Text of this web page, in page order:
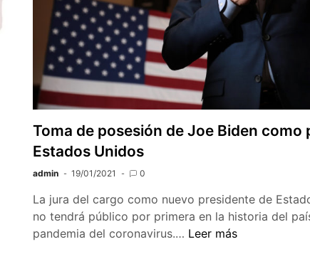
Toma de posesión de Joe Biden como
Estados Unidos
admin 19/01/2021 0
La jura del cargo como nuevo presidente de
no tendrá público por primera en la historia del
pandemia del coronavirus.… Toma
Leer más